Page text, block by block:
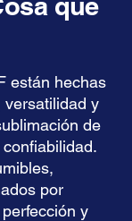
están hechas
versatilidad y
de
por
y